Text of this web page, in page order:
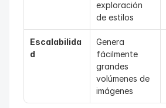
exploración
de estilos
Escalabilida
d
Genera
fácilmente
grandes
volúmenes de
imágenes